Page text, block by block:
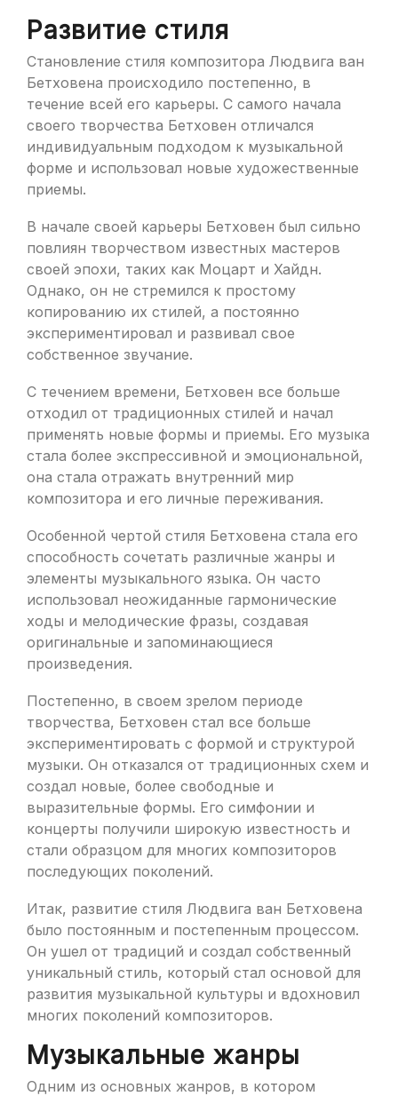
Развитие стиля
Становление стиля композитора Людвига ван
Бетховена происходило постепенно, в
течение всей его карьеры. С самого начала
своего творчества Бетховен отличался
индивидуальным подходом к музыкальной
форме и использовал новые художественные
приемы.
В начале своей карьеры Бетховен был сильно
повлиян творчеством известных мастеров
своей эпохи, таких как Моцарт и Хайдн.
Однако, он не стремился к простому
копированию их стилей, а постоянно
экспериментировал и развивал свое
собственное звучание.
С течением времени, Бетховен все больше
отходил от традиционных стилей и начал
применять новые формы и приемы. Его музыка
стала более экспрессивной и эмоциональной,
она стала отражать внутренний мир
композитора и его личные переживания.
Особенной чертой стиля Бетховена стала его
способность сочетать различные жанры и
элементы музыкального языка. Он часто
использовал неожиданные гармонические
ходы и мелодические фразы, создавая
оригинальные и запоминающиеся
произведения.
Постепенно, в своем зрелом периоде
творчества, Бетховен стал все больше
экспериментировать с формой и структурой
музыки. Он отказался от традиционных схем и
создал новые, более свободные и
выразительные формы. Его симфонии и
концерты получили широкую известность и
стали образцом для многих композиторов
последующих поколений.
Итак, развитие стиля Людвига ван Бетховена
было постоянным и постепенным процессом.
Он ушел от традиций и создал собственный
уникальный стиль, который стал основой для
развития музыкальной культуры и вдохновил
многих поколений композиторов.
Музыкальные жанры
Одним из основных жанров, в котором